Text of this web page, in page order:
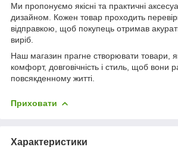
Ми пропонуємо якісні та практичні
дизайном. Кожен товар проходить
відправкою, щоб покупець отримав
виріб.
Наш магазин прагне створювати товари,
комфорт, довговічність і стиль, щоб вони
повсякденному житті.
Приховати
Характеристики